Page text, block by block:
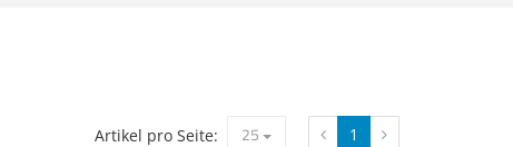
1
Artikel pro Seite: 25